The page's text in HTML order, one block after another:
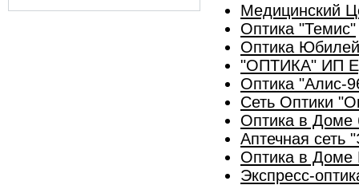
Медицинский
Оптика "Темис"
Оптика
"ОПТИКА" ИП
Оптика "Алис-
Сеть Оптики
Оптика в Доме
Аптечная сеть
Оптика в Доме
Экспресс-